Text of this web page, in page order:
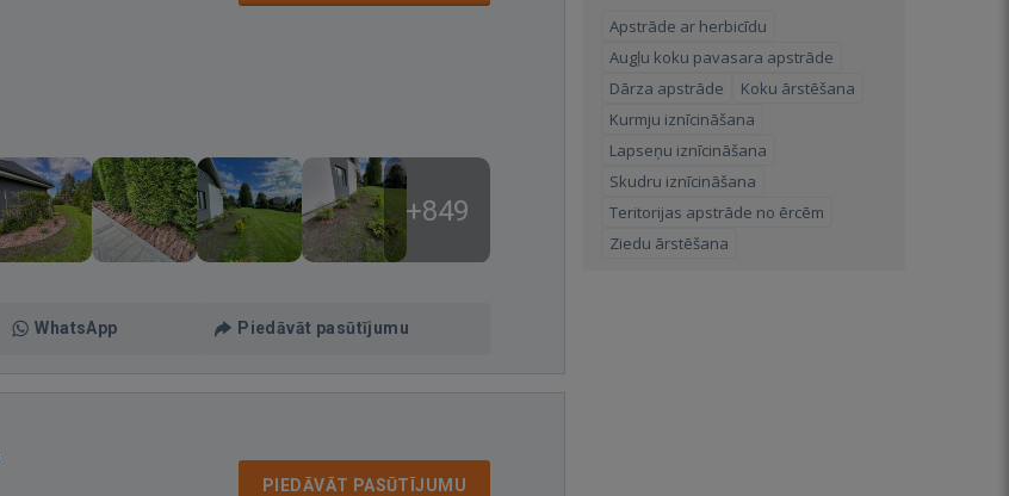
+849
WhatsApp Piedāvāt pasūtījumu
PIEDĀVĀT PASŪTĪJUMU
Apstrāde ar herbicīdu
Augļu koku pavasara apstrāde
Dārza apstrāde
Koku ārstēšana
Kurmju iznīcināšana
Lapseņu iznīcināšana
Skudru iznīcināšana
Teritorijas apstrāde no ērcēm
Ziedu ārstēšana